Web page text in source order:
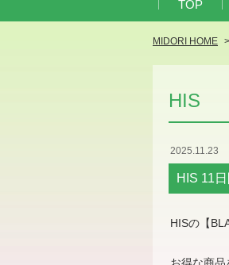
TOP
MIDORI HOME
HIS
2025.11.23
HIS 11
HISの【